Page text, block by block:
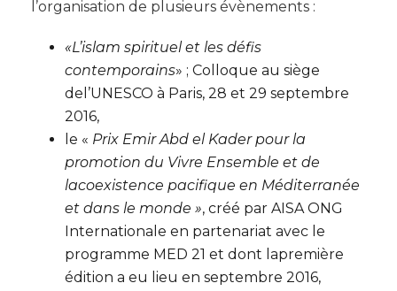
l’organisation de plusieurs évènements :
«L’islam spirituel et les défis
contemporains» ; Colloque au siège
del’UNESCO à Paris, 28 et 29 septembre
2016,
le « Prix Emir Abd el Kader pour la
promotion du Vivre Ensemble et de
lacoexistence pacifique en Méditerranée
et dans le monde », créé par AISA ONG
Internationale en partenariat avec le
programme MED 21 et dont lapremière
édition a eu lieu en septembre 2016,